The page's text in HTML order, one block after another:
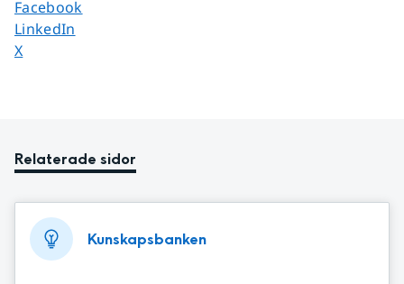
Dela sidan på
Facebook
Dela sidan på
LinkedIn
Dela sidan på
X
Relaterade sidor
Kunskapsbanken